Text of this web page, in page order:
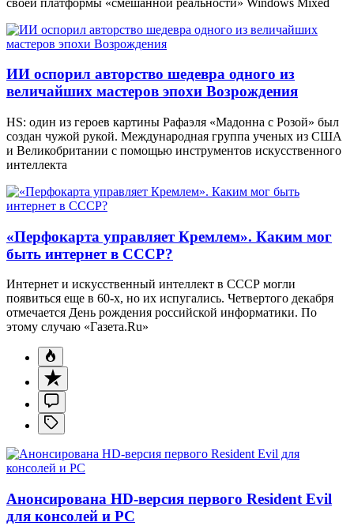
ИИ оспорил авторство шедевра одного из
величайших мастеров эпохи Возрождения
HS: один из героев картины Рафаэля «Мадонна с Розой» был
создан чужой рукой. Международная группа ученых из США
и Великобритании с помощью инструментов искусственного
интеллекта
«Перфокарта управляет Кремлем». Каким мог
быть интернет в СССР?
Интернет и искусственный интеллект в СССР могли
появиться еще в 60-х, но их испугались. Четвертого декабря
отмечается День рождения российской информатики. По
этому случаю «Газета.Ru»
Анонсирована HD-версия первого Resident Evil
для консолей и PC